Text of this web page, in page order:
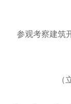
参观考察建